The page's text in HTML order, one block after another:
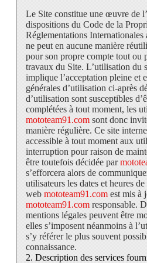
Le Site constitue une œuvre de
dispositions du Code de la
Réglementations
ne peut en aucune manière
pour son propre compte tout ou
travaux du Site. L’utilisation du
implique l’acceptation pleine et
générales d’utilisation ci-après
d’utilisation sont susceptibles
complétées à tout moment, les
mototeam91.comsont donc
manière régulière. Ce site
accessible à tout moment aux
interruption pour raison de
être toutefois décidée par
s’efforcera alors de
utilisateurs les dates et heures
web mototeam91.comest mis à
mototeam91.comresponsable.
mentions légales peuvent être
elles s’imposent néanmoins à
s’y référer le plus souvent
connaissance.
2. Description des services